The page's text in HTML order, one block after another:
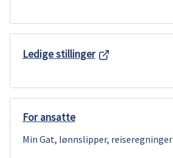
u
n
e
Ledige stillinger
For ansatte
Min Gat, lønnslipper, reiseregninger